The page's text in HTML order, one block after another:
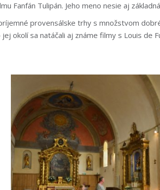
Fanfán Tulipán. Jeho meno nesie aj
provensálske trhy s množstvom
okolí sa natáčali aj známe filmy s Louis de